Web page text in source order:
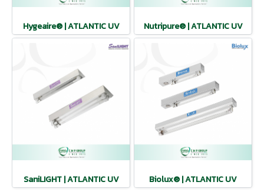
Hygeaire® | ATLANTIC UV Nutripure® | ATLANTIC UV
SaniLIGHT | ATLANTIC UV Biolux® | ATLANTIC UV